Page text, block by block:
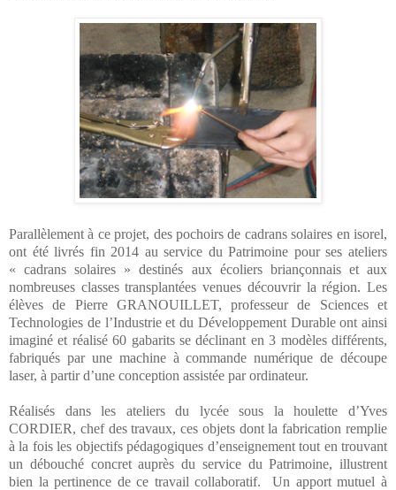
Parallèlement à ce projet, des pochoirs de cadrans solaires en isorel,
ont été livrés fin 2014 au service du Patrimoine pour ses ateliers
« cadrans solaires » destinés aux écoliers briançonnais et aux
nombreuses classes transplantées venues découvrir la région. Les
élèves de Pierre GRANOUILLET, professeur de Sciences et
Technologies de l’Industrie et du Développement Durable ont ainsi
imaginé et réalisé 60 gabarits se déclinant en 3 modèles différents,
fabriqués par une machine à commande numérique de découpe
laser, à partir d’une conception assistée par ordinateur.
Réalisés dans les ateliers du lycée sous la houlette d’Yves
CORDIER, chef des travaux, ces objets dont la fabrication remplie
à la fois les objectifs pédagogiques d’enseignement tout en trouvant
un débouché concret auprès du service du Patrimoine, illustrent
bien la pertinence de ce travail collaboratif.
Un apport mutuel à